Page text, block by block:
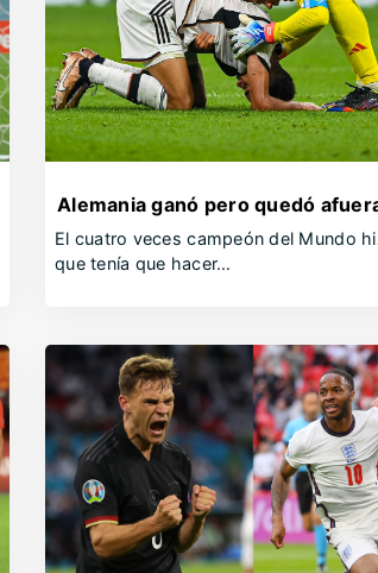
Alemania ganó pero quedó
El cuatro veces campeón del Mundo
que tenía que hacer…